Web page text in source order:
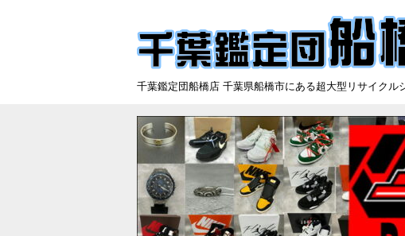
千葉鑑定団船橋店 千葉県船橋市にある超大型リサイク